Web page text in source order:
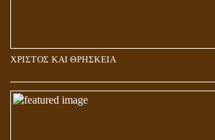
ΧΡΙΣΤΟΣ ΚΑΙ ΘΡΗΣΚΕΙΑ
ΠΟΙΟΙ ΕΠΙΛΕΓΟΥΝ ΤΟΝ ΔΡΟΜΟ ΤΗΣ ΑΛΗΘΕΙΑΣ;